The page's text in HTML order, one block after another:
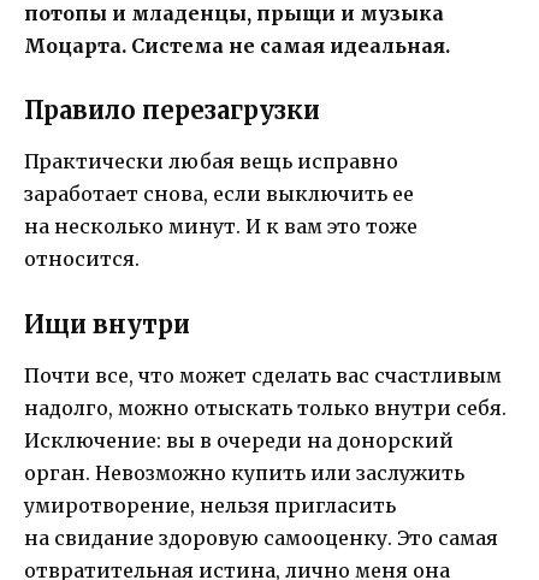
потопы и младенцы, прыщи и музыка
Моцарта. Система не самая идеальная.
Правило перезагрузки
Практически любая вещь исправно
заработает снова, если выключить ее
на несколько минут. И к вам это тоже
относится.
Ищи внутри
Почти все, что может сделать вас счастливым
надолго, можно отыскать только внутри себя.
Исключение: вы в очереди на донорский
орган. Невозможно купить или заслужить
умиротворение, нельзя пригласить
на свидание здоровую самооценку. Это самая
отвратительная истина, лично меня она